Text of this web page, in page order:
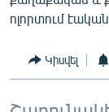
ՓՈԴՔԱՍԹ
Հայերեն
ոլորտում
Կիսվել